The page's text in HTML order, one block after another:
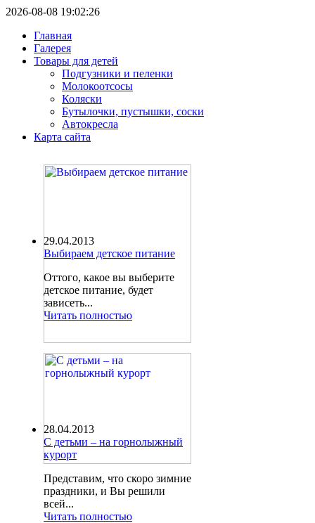
2026-08-08 19:02:26
Главная
Галерея
Товары для детей
Подгузники и пеленки
Молокоотсосы
Коляски
Бутылочки, пустышки, соски
Автокресла
Карта сайта
29.04.2013
Выбираем детское питание
Оттого, какое вы выберите
детское питание, будет
зависеть...
Читать полностью
28.04.2013
С детьми – на горнолыжный
курорт
Представим, что скоро зимние
праздники, и Вы решили
всей...
Читать полностью